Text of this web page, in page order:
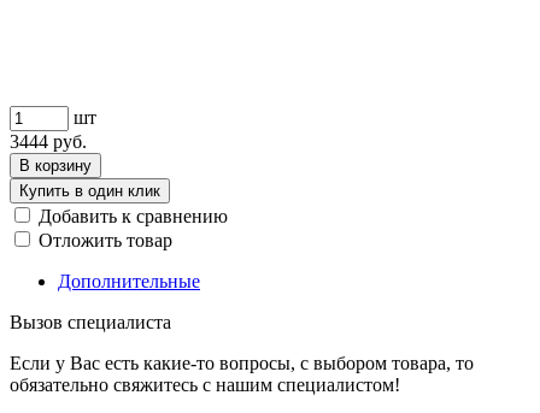
шт
3444 руб.
В корзину
Купить в один клик
Добавить к сравнению
Отложить товар
Дополнительные
Вызов специалиста
Если у Вас есть какие-то вопросы, с выбором товара, то
обязательно свяжитесь с нашим специалистом!